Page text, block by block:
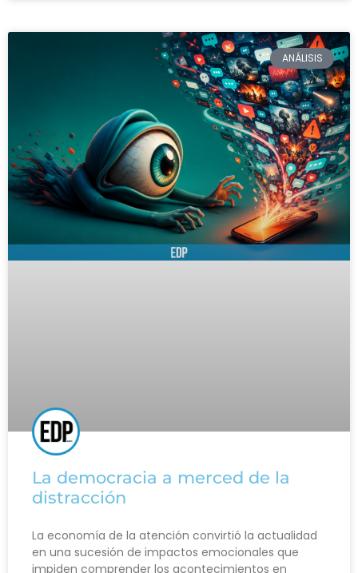
ANÁLISIS
La democracia a merced de la
distracción
La economía de la atención convirtió la actualidad
en una sucesión de impactos emocionales que
impiden comprender los acontecimientos en